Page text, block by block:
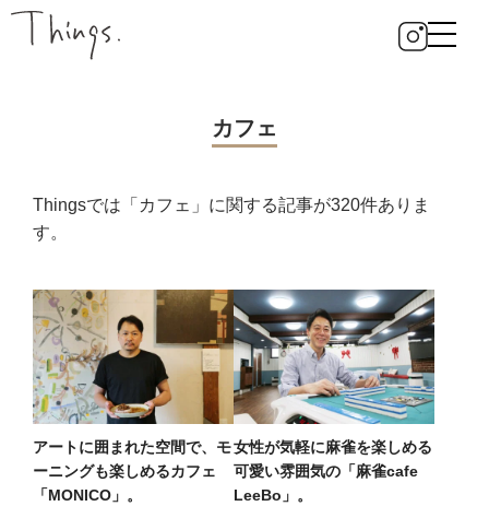
カフェ
Thingsでは「カフェ」に関する記事が320件ありま
す。
アートに囲まれた空間で、モ
ーニングも楽しめるカフェ
「MONICO」。
女性が気軽に麻雀を楽しめる
可愛い雰囲気の「麻雀cafe
LeeBo」。